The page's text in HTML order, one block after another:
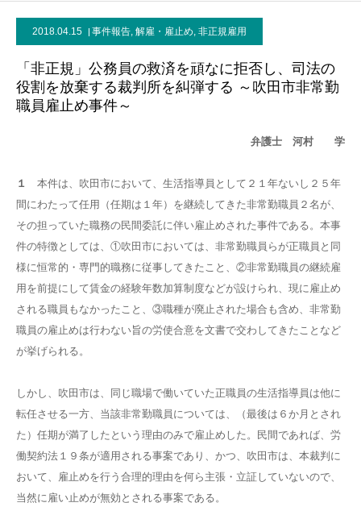
2018.04.15 事件報告, 解雇・雇止め, 非正規雇用
「非正規」公務員の救済を頑なに拒否し、司法の
役割を放棄する裁判所を糾弾する ～吹田市非常勤
職員雇止め事件～
弁護士 河村 学
１
本件は、吹田市において、生活指導員として２１年ないし２５年
間にわたって任用（任期は１年）を継続してきた非常勤職員２名が、
その担っていた職務の民間委託に伴い雇止めされた事件である。本事
件の特徴としては、①吹田市においては、非常勤職員らが正職員と同
様に恒常的・専門的職務に従事してきたこと、②非常勤職員の継続雇
用を前提にして賃金の経験年数加算制度などが設けられ、現に雇止め
される職員もなかったこと、③職種が廃止された場合も含め、非常勤
職員の雇止めは行わない旨の労使合意を文書で交わしてきたことなど
が挙げられる。
しかし、吹田市は、同じ職場で働いていた正職員の生活指導員は他に
転任させる一方、当該非常勤職員については、（最後は６か月とされ
た）任期が満了したという理由のみで雇止めした。民間であれば、労
働契約法１９条が適用される事案であり、かつ、吹田市は、本裁判に
おいて、雇止めを行う合理的理由を何ら主張・立証していないので、
当然に雇い止めが無効とされる事案である。